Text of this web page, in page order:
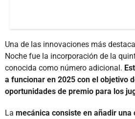
Una de las innovaciones más
Noche fue la incorporación de la
conocida como número adicional.
a funcionar en 2025 con el objetivo
oportunidades de premio para los
La mecánica consiste en añadir